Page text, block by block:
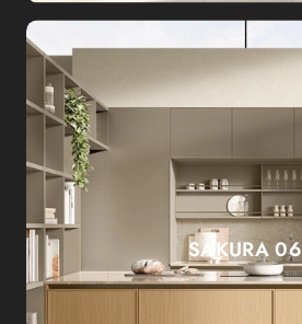
SAKURA 06